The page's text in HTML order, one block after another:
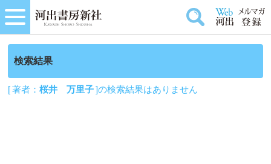
検索結果
[ 著者：桜井 万里子]の検索結果はありません